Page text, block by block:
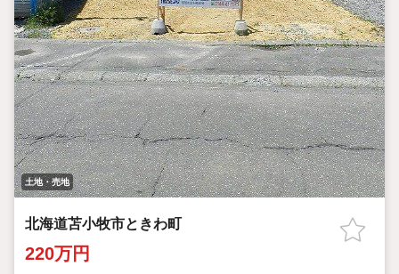
土地・売地
北海道苫小牧市ときわ町
220万円